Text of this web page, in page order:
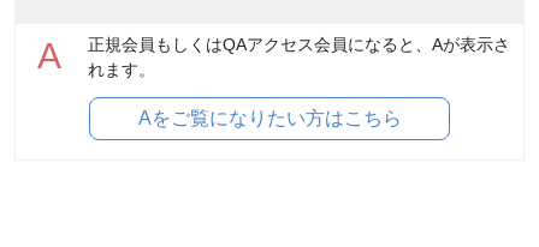
A
正規会員もしくはQAアクセス会員になると、Aが表示さ
れます。
Aをご覧になりたい方はこちら